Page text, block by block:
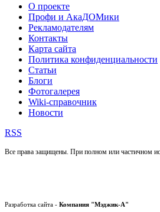
О проекте
Профи и АкаДОМики
Рекламодателям
Контакты
Карта сайта
Политика конфиденциальности
Статьи
Блоги
Фотогалерея
Wiki-справочник
Новости
RSS
Все права защищены. При полном или частичном
Разработка сайта - Компания "Мэджик-А"